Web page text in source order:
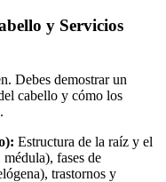
y Servicios
Debes demostrar un
cabello y cómo los
Estructura de la raíz y el
fases de
trastornos y